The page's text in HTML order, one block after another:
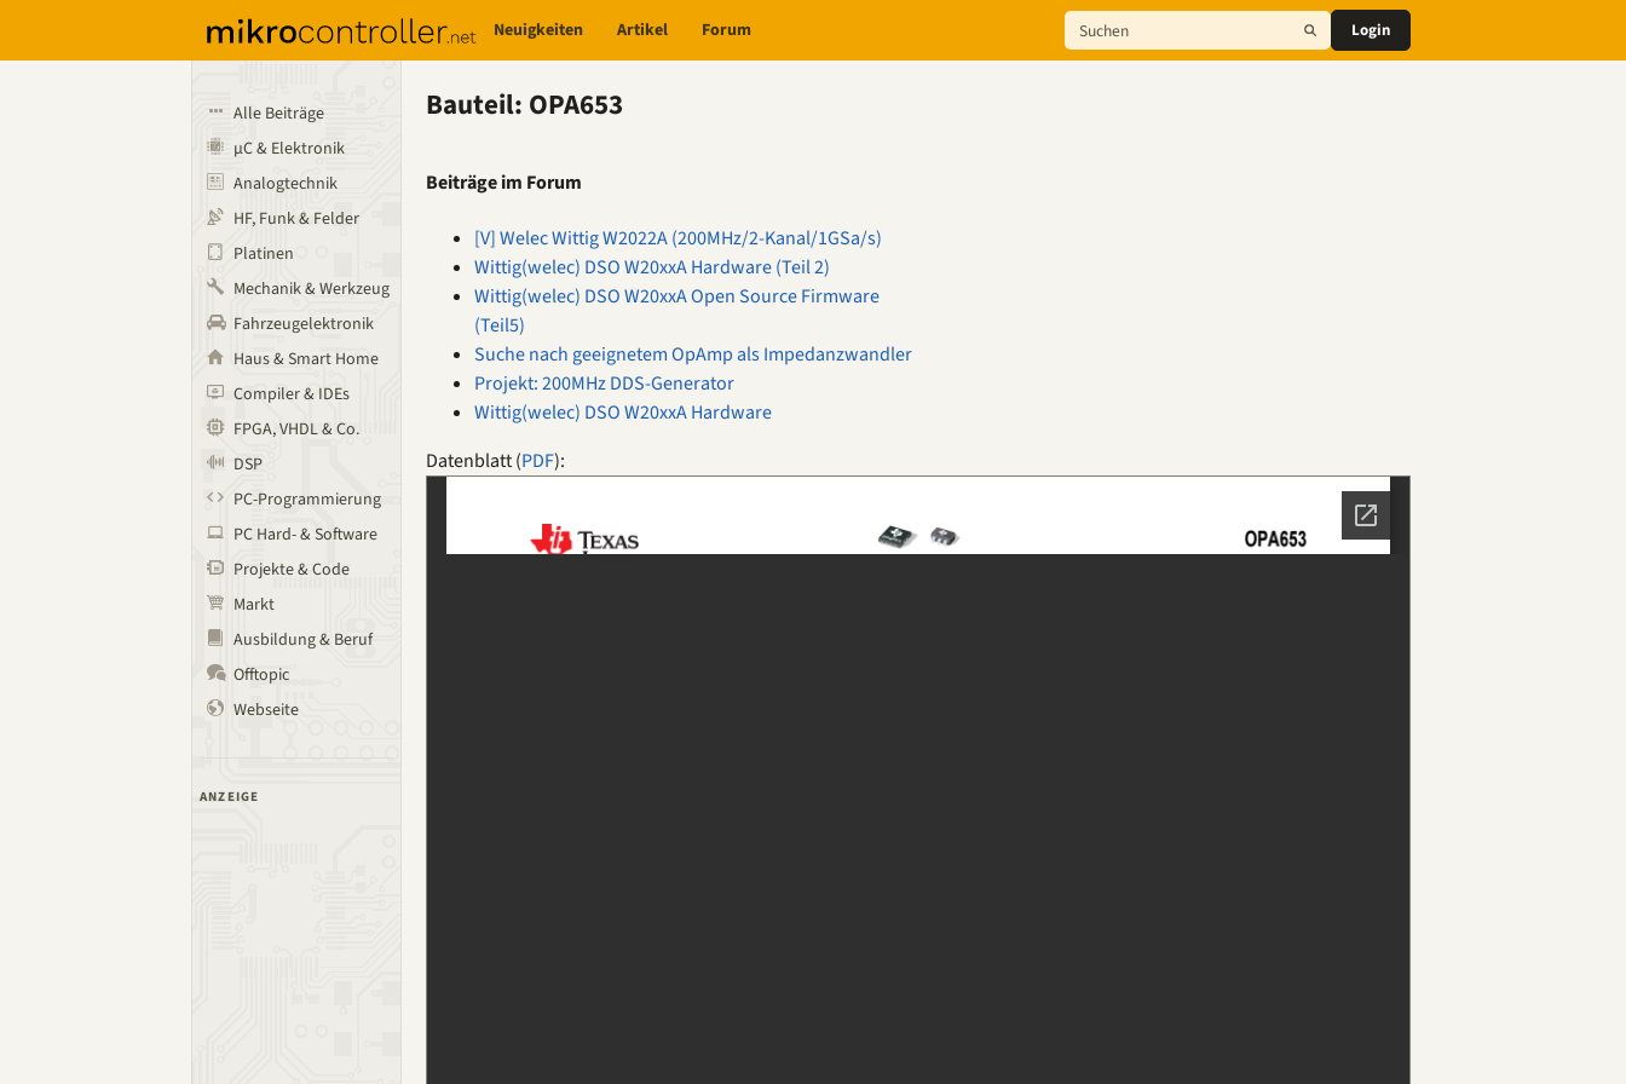
Neuigkeiten Artikel Forum Login
Alle Beiträge
µC & Elektronik
Analogtechnik
HF, Funk & Felder
Platinen
Mechanik & Werkzeug
Fahrzeugelektronik
Haus & Smart Home
Compiler & IDEs
FPGA, VHDL & Co.
DSP
PC-Programmierung
PC Hard- & Software
Projekte & Code
Markt
Ausbildung & Beruf
Offtopic
Webseite
ANZEIGE
Bauteil: OPA653
Beiträge im Forum
[V] Welec Wittig W2022A (200MHz/2-Kanal/1GSa/s)
Wittig(welec) DSO W20xxA Hardware (Teil 2)
Wittig(welec) DSO W20xxA Open Source Firmware
(Teil5)
Suche nach geeignetem OpAmp als Impedanzwandler
Projekt: 200MHz DDS-Generator
Wittig(welec) DSO W20xxA Hardware
Datenblatt (PDF):